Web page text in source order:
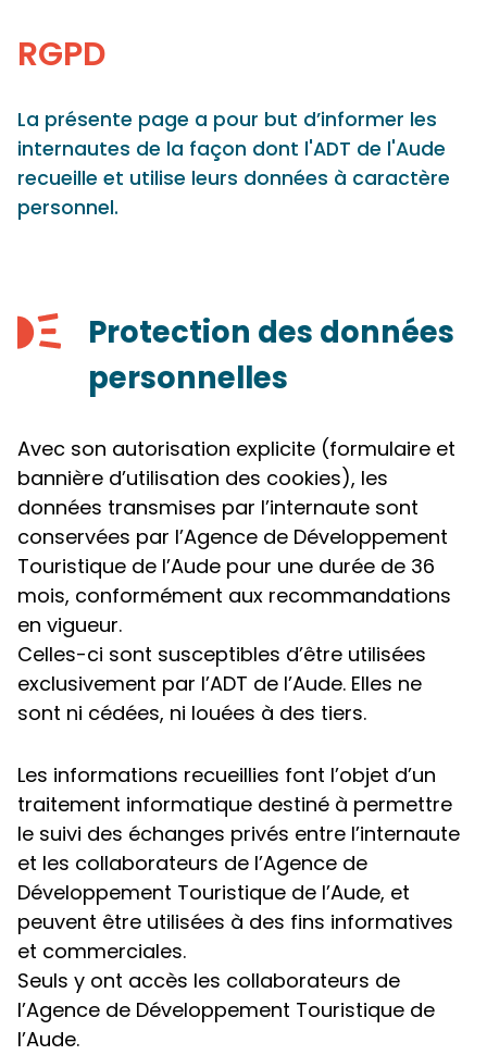
RGPD
La présente page a pour but d’informer les
internautes de la façon dont l'ADT de l'Aude
recueille et utilise leurs données à caractère
personnel.
Protection des données
personnelles
Avec son autorisation explicite (formulaire et
bannière d’utilisation des cookies), les
données transmises par l’internaute sont
conservées par l’Agence de Développement
Touristique de l’Aude pour une durée de 36
mois, conformément aux recommandations
en vigueur.
Celles-ci sont susceptibles d’être utilisées
exclusivement par l’ADT de l’Aude. Elles ne
sont ni cédées, ni louées à des tiers.
Les informations recueillies font l’objet d’un
traitement informatique destiné à permettre
le suivi des échanges privés entre l’internaute
et les collaborateurs de l’Agence de
Développement Touristique de l’Aude, et
peuvent être utilisées à des fins informatives
et commerciales.
Seuls y ont accès les collaborateurs de
l’Agence de Développement Touristique de
l’Aude.